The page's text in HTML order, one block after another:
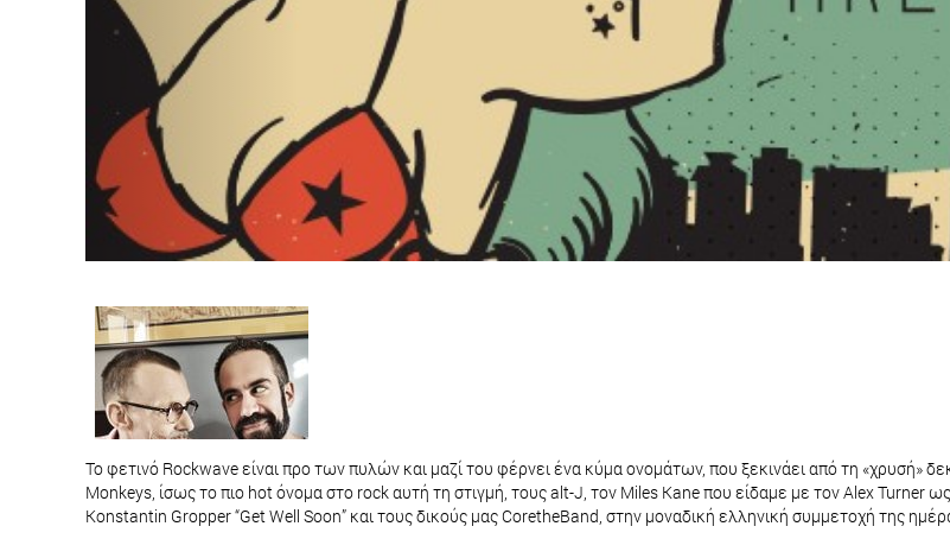
Το φετινό Rockwave είναι προ των πυλών και μαζί του φέρνει ένα κύμα ονομάτων, που ξεκινάει από τη «χρυσή»
Monkeys, ίσως το πιο hot όνομα στο rock αυτή τη στιγμή, τους alt-J, τον Miles Kane που είδαμε με τον Alex Turner
Konstantin Gropper “Get Well Soon” και τους δικούς μας CoretheBand, στην μοναδική ελληνική συμμετοχή της